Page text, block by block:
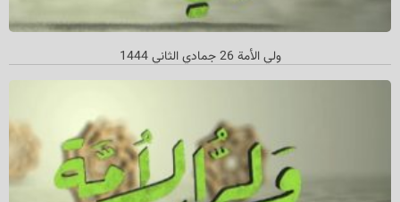
ولي الأمة 26 جمادي الثاني‌ 1444